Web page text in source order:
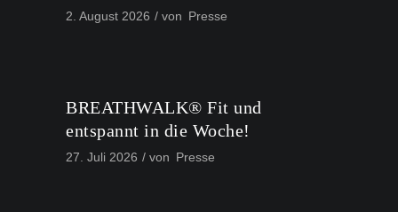
2. August 2026 von Presse
BREATHWALK® Fit und
entspannt in die Woche!
27. Juli 2026 von Presse